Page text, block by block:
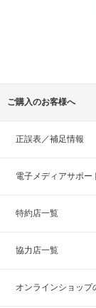
ご購入のお客様へ
正誤表／補足情報
電子メディアサポー
特約店一覧
協力店一覧
オンラインショップ